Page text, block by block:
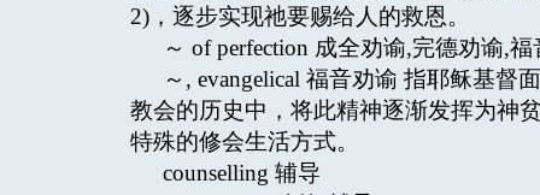
2)，逐步实现祂要赐给人的救恩。
～ of perfection 成全劝谕,完德劝谕,
～, evangelical 福音劝谕 指耶稣基
教会的历史中，将此精神逐渐发挥为
特殊的修会生活方式。
counselling 辅导